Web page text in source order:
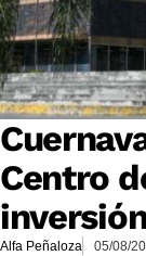
Centro
Alfa Peñaloza 05/08/